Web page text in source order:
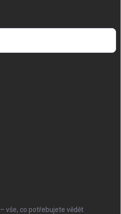
vše, co potřebujete vědět